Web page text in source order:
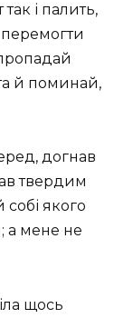
так і палить,
перемогти
й поминай,
догнав
твердим
якого
а мене не
щось